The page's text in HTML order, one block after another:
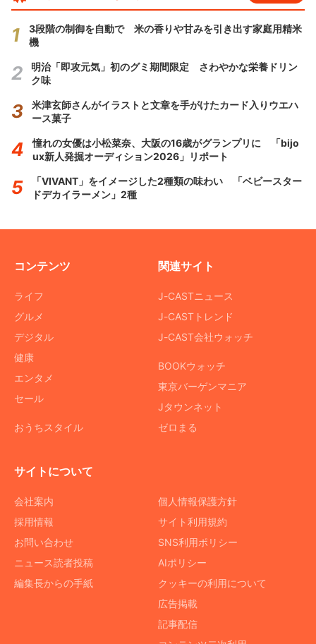
3段階の制御を自動で 米の香りや甘みを引き出す家庭用精米
機
明治「即攻元気」初のグミ期間限定 さわやかな栄養ドリン
ク味
米津玄師さんがイラストと文章を手がけたカード入りウエハ
ース菓子
憧れの女優は小松菜奈、大阪の16歳がグランプリに 「bijo
ux新人発掘オーディション2026」リポート
「VIVANT」をイメージした2種類の味わい 「ベビースター
ドデカイラーメン」2種
コンテンツ
ライフ
グルメ
デジタル
健康
エンタメ
セール
おうちスタイル
関連サイト
J-CASTニュース
J-CASTトレンド
J-CAST会社ウォッチ
BOOKウォッチ
東京バーゲンマニア
Jタウンネット
ゼロまる
サイトについて
会社案内
採用情報
お問い合わせ
ニュース読者投稿
編集長からの手紙
個人情報保護方針
サイト利用規約
SNS利用ポリシー
AIポリシー
クッキーの利用について
広告掲載
記事配信